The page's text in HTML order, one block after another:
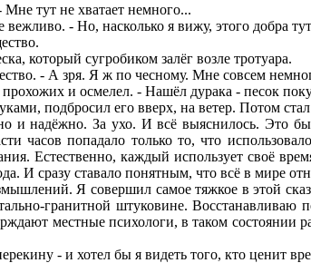
тут не хватает немного...
- Но, насколько я вижу, этого добра тут
который сугробиком залёг возле тротуара.
- А зря. Я ж по чесному. Мне совсем
и осмелел. - Нашёл дурака - песок
подбросил его вверх, на ветер. Потом стал
За ухо. И всё выяснилось. Это был
часов попадало только то, что
Естественно, каждый использует своё
И сразу ставало понятным, что всё в мире
Я совершил самое тяжкое в этой
гранитной штуковине.
местные психологи, в таком состоянии
- и хотел бы я видеть того, кто ценит